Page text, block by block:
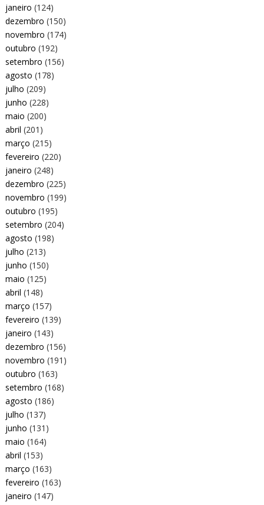
janeiro (124)
dezembro (150)
novembro (174)
outubro (192)
setembro (156)
agosto (178)
julho (209)
junho (228)
maio (200)
abril (201)
março (215)
fevereiro (220)
janeiro (248)
dezembro (225)
novembro (199)
outubro (195)
setembro (204)
agosto (198)
julho (213)
junho (150)
maio (125)
abril (148)
março (157)
fevereiro (139)
janeiro (143)
dezembro (156)
novembro (191)
outubro (163)
setembro (168)
agosto (186)
julho (137)
junho (131)
maio (164)
abril (153)
março (163)
fevereiro (163)
janeiro (147)